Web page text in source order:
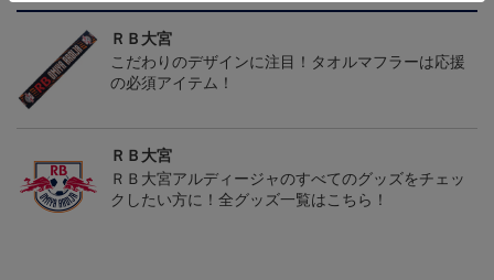
ＲＢ大宮
こだわりのデザインに注目！タオルマフラーは応援
の必須アイテム！
ＲＢ大宮
ＲＢ大宮アルディージャのすべてのグッズをチェッ
クしたい方に！全グッズ一覧はこちら！